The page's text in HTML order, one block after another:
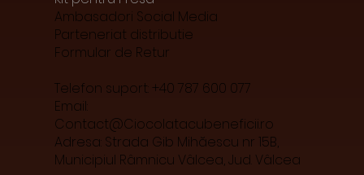
Ambasadori Social Media
Parteneriat distributie
Formular de Retur
Telefon suport: +40 787 600 077
Email:
Contact@Ciocolatacubeneficii.ro
Adresa: Strada Gib Mihăescu nr 15B,
Municipiul Râmnicu Vâlcea, Jud. Vâlcea